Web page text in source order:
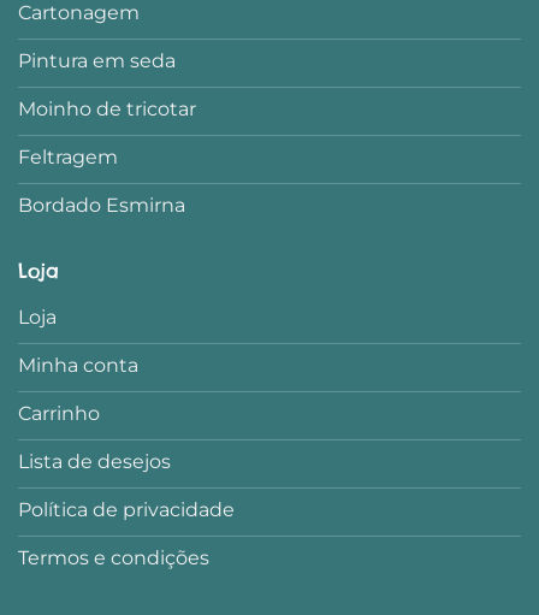
Cartonagem
Pintura em seda
Moinho de tricotar
Feltragem
Bordado Esmirna
Loja
Loja
Minha conta
Carrinho
Lista de desejos
Política de privacidade
Termos e condições